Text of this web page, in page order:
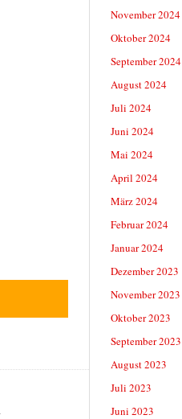
November 2024
Oktober 2024
September 2024
August 2024
Juli 2024
Juni 2024
Mai 2024
April 2024
März 2024
Februar 2024
Januar 2024
Dezember 2023
November 2023
Oktober 2023
September 2023
August 2023
Juli 2023
Juni 2023